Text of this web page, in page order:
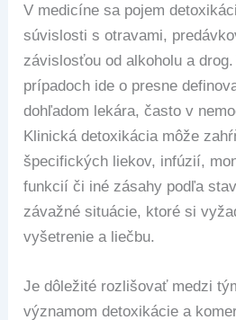
V medicíne sa pojem
súvislosti s otravami,
závislosťou od alkoholu a
prípadoch ide o presne
dohľadom lekára, často v
Klinická detoxikácia môže
špecifických liekov, infúzií,
funkcií či iné zásahy podľa
závažné situácie, ktoré si
vyšetrenie a liečbu.
Je dôležité rozlišovať medzi
významom detoxikácie a